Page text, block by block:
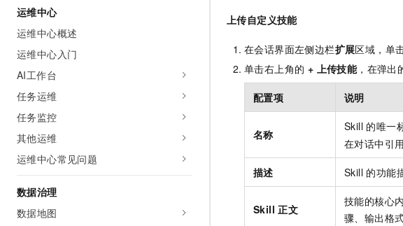
运维中心
运维中心概述
运维中心入门
AI工作台
任务运维
任务监控
其他运维
运维中心常见问题
数据治理
数据地图
上传自定义技能
在会话界面左侧边栏扩展区域，单
单击右上角的 + 上传技能，在弹出
配置项 说明
名称
Skill 的唯一
在对话中引用
描述 Skill 的功能
Skill 正文
技能的核心
骤、输出格